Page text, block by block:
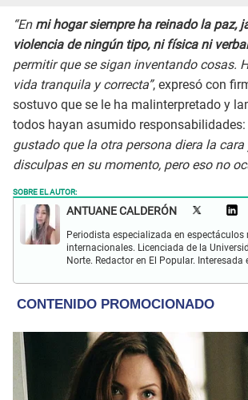
“En mi hogar siempre ha reinado la paz,
violencia de ningún tipo, ni física ni
permitir que se sigan inventando cosas.
vida tranquila y correcta”, expresó con
sostuvo que se le ha malinterpretado y
todos hayan asumido responsabilidades:
gustado que la otra persona diera la cara
disculpas en su momento, pero eso no
SOBRE EL AUTOR:
ANTUANE CALDERÓN
Periodista especializada en espectáculos
internacionales. Licenciada de la
Norte. Redactor en El Popular. Interesada
y televisión.